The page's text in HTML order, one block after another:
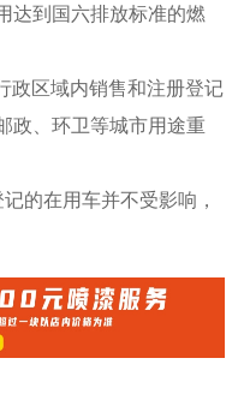
达到国六排放标准的燃
政区域内销售和注册登记
政、环卫等城市用途重
的在用车并不受影响，